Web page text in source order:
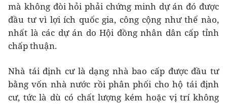
mà không đòi hỏi phải chứng minh dự án đó được
đầu tư vì lợi ích quốc gia, công cộng như thế nào,
nhất là các dự án do Hội đồng nhân dân cấp tỉnh
chấp thuận.
Nhà tái định cư là dạng nhà bao cấp được đầu tư
bằng vốn nhà nước rồi phân phối cho hộ tái định
cư, tức là dù có chất lượng kém hoặc vị trí không